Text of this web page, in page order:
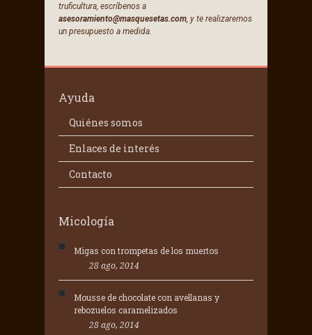
truficultura, escríbenos a
asesoramiento@masquesetas.com, y te realizaremos
un presupuesto a medida.
Ayuda
Quiénes somos
Enlaces de interés
Contacto
Micología
Migas con trompetas de los muertos
28 ago, 2014
Mousse de chocolate con avellanas y
rebozuelos caramelizados
28 ago, 2014